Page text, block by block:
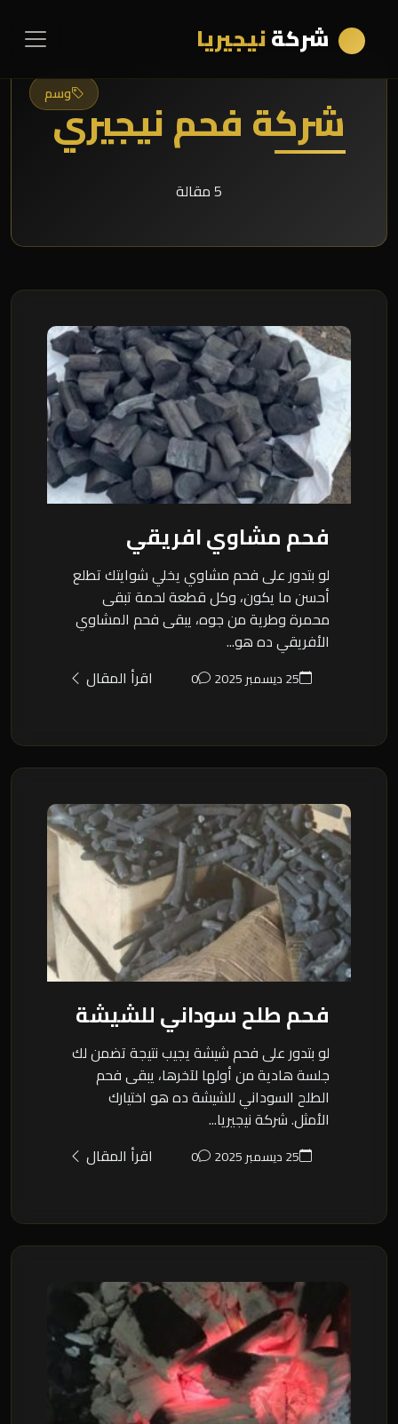
شركةنيجيريا
وسم
شركة فحم نيجيري
5 مقالة
فحم مشاوي افريقي
لو بتدور على فحم مشاوي يخلي شوايتك تطلع
أحسن ما يكون، وكل قطعة لحمة تبقى
محمرة وطرية من جوه، يبقى فحم المشاوي
الأفريقي ده هو...
25 ديسمبر 2025 0 اقرأ المقال
فحم طلح سوداني للشيشة
لو بتدور على فحم شيشة يجيب نتيجة تضمن لك
جلسة هادية من أولها لآخرها، يبقى فحم
الطلح السوداني للشيشة ده هو اختيارك
الأمثل. شركة نيجيريا...
25 ديسمبر 2025 0 اقرأ المقال